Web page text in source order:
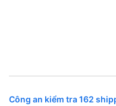
Công an kiểm tra 162